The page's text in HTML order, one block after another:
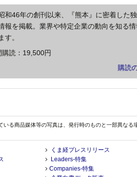
和46年の創刊以来、『熊本』に密着し
報を掲載。業界や特定企業の動向を知る
す。
読：19,500円
購読
いる商品媒体等の写真は、発行時のものと一部異な
くま経プレスリリース
Leaders-特集
Companies-特集